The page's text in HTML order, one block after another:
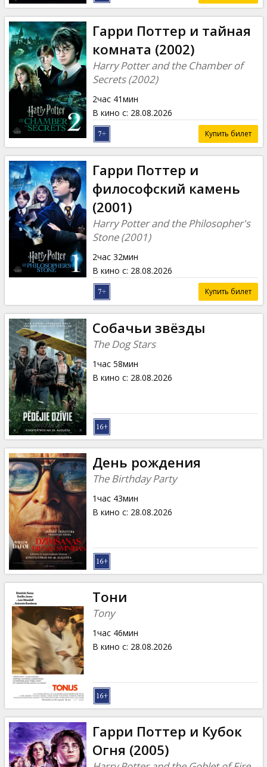
Гарри Поттер и тайная
комната (2002)
Harry Potter and the Chamber of
Secrets (2002)
2час 41мин
В кино с: 28.08.2026
Купить билет
Гарри Поттер и
философский камень
(2001)
Harry Potter and the Philosopher's
Stone (2001)
2час 32мин
В кино с: 28.08.2026
Купить билет
Собачьи звёзды
The Dog Stars
1час 58мин
В кино с: 28.08.2026
День рождения
The Birthday Party
1час 43мин
В кино с: 28.08.2026
Тони
Tony
1час 46мин
В кино с: 28.08.2026
Гарри Поттер и Кубок
Огня (2005)